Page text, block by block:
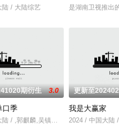
陆 / 大陆综艺 是湖南卫视推出
期衍生 3.0
口季
/ ,郭麒麟,吴镇宇,徐峥,杨天真,蒋龙,
更新至
我是大赢家
2024 / 中国大陆